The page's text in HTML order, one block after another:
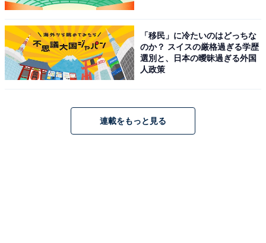
こちらもおすすめ
秋の旅行で利用したいと思う「関東地方の三井
ガーデンホテルズ」ランキング！ 2位「三井ガ
は？【2025年調査】
「移民」に冷たいのはどっちな
のか？ スイスの厳格過ぎる学歴
選別と、日本の曖昧過ぎる外国
人政策
連載をもっと見る